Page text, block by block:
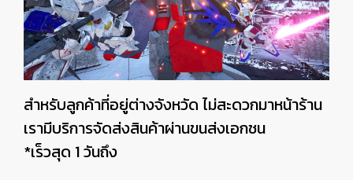
สำหรับลูกค้าที่อยู่ต่างจังหวัด ไม่สะดวกมาหน้าร้าน
เรามีบริการจัดส่งสินค้าผ่านขนส่งเอกชน
*เร็วสุด 1 วันถึง